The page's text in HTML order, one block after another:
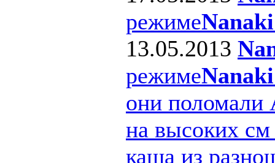
режиме
13.05.2013
режиме
они поломали
на высоких
каша из